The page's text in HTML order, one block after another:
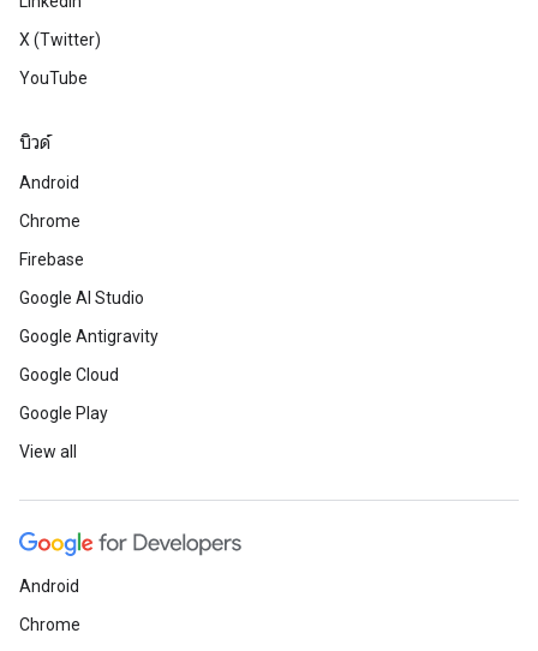
X (Twitter)
YouTube
บิวด์
Android
Chrome
Firebase
Google AI Studio
Google Antigravity
Google Cloud
Google Play
View all
Android
Chrome